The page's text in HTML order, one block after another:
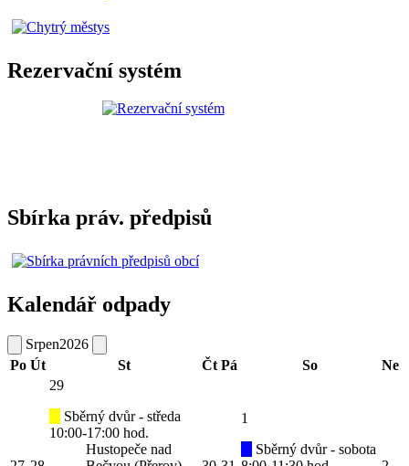
Rezervační systém
Sbírka práv. předpisů
Kalendář odpady
Srpen2026
Po Út St Čt Pá So Ne
29
Sběrný dvůr - středa
10:00-17:00 hod.
Hustopeče nad
1
Sběrný dvůr - sobota